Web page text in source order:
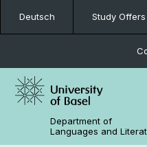
Deutsch Study Offers
Department of
Languages and